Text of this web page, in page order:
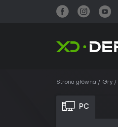
Strona główna Gry
PC